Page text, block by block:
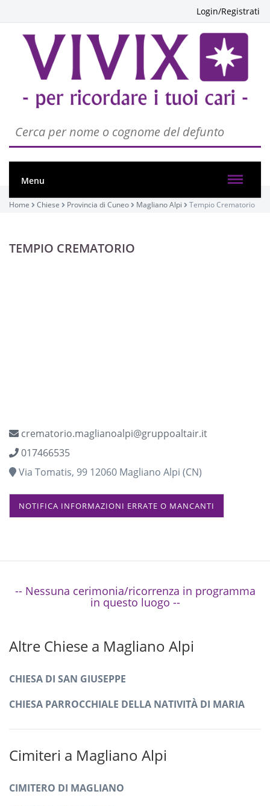
Login/Registrati
Menu
Home Chiese Provincia di Cuneo Magliano Alpi Tempio Crematorio
TEMPIO CREMATORIO
crematorio.maglianoalpi@gruppoaltair.it
017466535
Via Tomatis, 99 12060 Magliano Alpi (CN)
NOTIFICA INFORMAZIONI ERRATE O MANCANTI
Altre Chiese a Magliano Alpi
CHIESA DI SAN GIUSEPPE
CHIESA PARROCCHIALE DELLA NATIVITÀ DI MARIA
Cimiteri a Magliano Alpi
CIMITERO DI MAGLIANO
-- Nessuna cerimonia/ricorrenza in programma
in questo luogo --